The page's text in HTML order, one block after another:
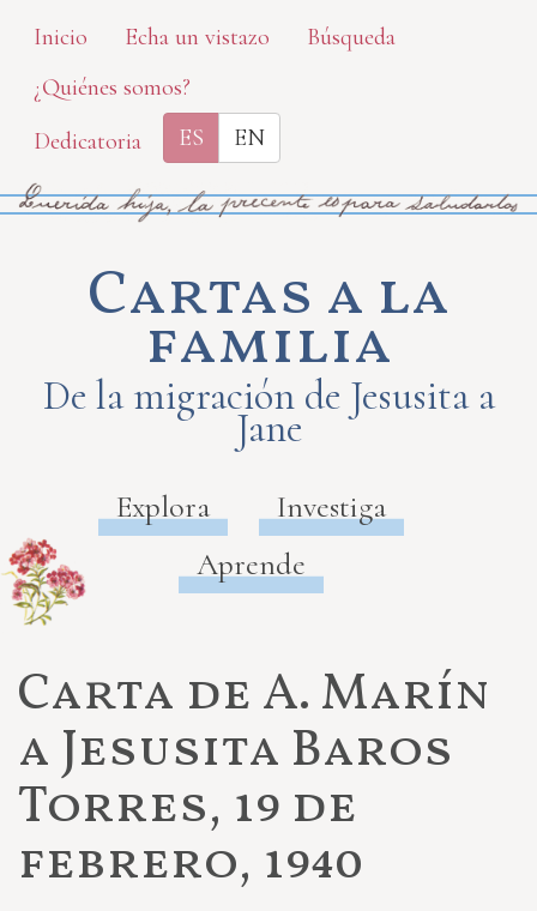
Skip
main
content
Inicio Echa un vistazo
Búsqueda
¿Quiénes somos?
Dedicatoria
ES EN
Cartas a la
familia
De la migración de Jesusita a
Jane
Explora
Investiga
Aprende
Carta de A. Marín
a Jesusita Baros
Torres, 19 de
febrero, 1940